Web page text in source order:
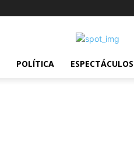
POLÍTICA ESPECTÁCULOS